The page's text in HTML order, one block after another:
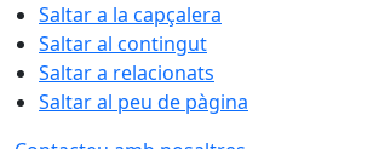
Saltar a la capçalera
Saltar al contingut
Saltar a relacionats
Saltar al peu de pàgina